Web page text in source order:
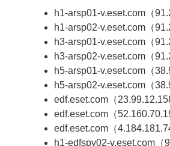
h1-arsp01-v.eset.com（
h1-arsp02-v.eset.com（
h3-arsp01-v.eset.com（
h3-arsp02-v.eset.com（
h5-arsp01-v.eset.com（
h5-arsp02-v.eset.com（
edf.eset.com（
edf.eset.com（
edf.eset.com（
h1-edfspy02-v.eset.com（